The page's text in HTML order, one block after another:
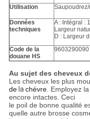
Utilisation
Données
techniques
A : Intégral :
Largeur
D : Largeur
Code de la
douane HS
9603290090
Au sujet des cheveux
Les cheveux les plus
delachèvre. Employez
encore intactes. Ceci
le poil de bonne qualité
quelle autre brosse